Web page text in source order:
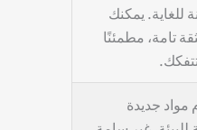
للغاية. يمكنك
تامة، مطمئنًا
مواد جديدة